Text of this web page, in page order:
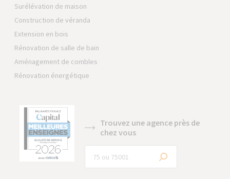
Surélévation de maison
Construction de véranda
Extension en bois
Rénovation de salle de bain
Aménagement de combles
Rénovation énergétique
Trouvez une agence près de
chez vous